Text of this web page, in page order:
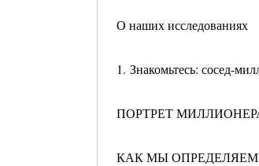
О наших исследованиях
1. Знакомьтесь: сосед-
ПОРТРЕТ
КАК МЫ ОПРЕДЕЛЯЕМ